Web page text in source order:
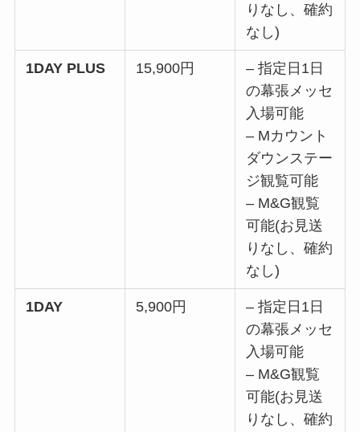
りなし、確約
なし)
1DAY PLUS 15,900円
– 指定日1日
の幕張メッセ
入場可能
– Mカウント
ダウンステー
ジ観覧可能
– M&G観覧
可能(お見送
りなし、確約
なし)
1DAY 5,900円
– 指定日1日
の幕張メッセ
入場可能
– M&G観覧
可能(お見送
りなし、確約